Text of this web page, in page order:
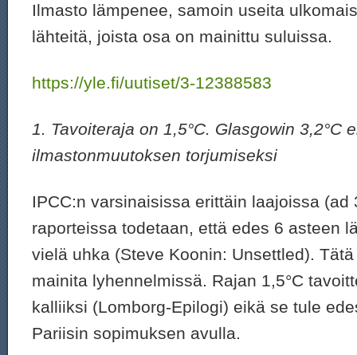
Ilmasto lämpenee, samoin useita
lähteitä, joista osa on mainittu suluissa.
https://yle.fi/uutiset/3-12388583
1. Tavoiteraja on 1,5°C. Glasgowin 3,2°C
ilmastonmuutoksen torjumiseksi
IPCC:n varsinaisissa erittäin laajoissa (ad
raporteissa todetaan, että edes 6 asteen
vielä uhka (Steve Koonin: Unsettled).
mainita lyhennelmissä. Rajan 1,5°C
kalliiksi (Lomborg-Epilogi) eikä se tule
Pariisin sopimuksen avulla.